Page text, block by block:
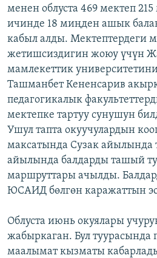
ЭЖЕ-СИҢДИЛЕР
АЗАТТЫК+
ЫҢГАЙСЫЗ СУРООЛОР
ОНЛАЙН ШЕРИНЕ
ЭЕ/АРнун бардык сайттары
менен облуста 469 мектеп
ичинде 18 миңден ашык
кабыл алды. Мектептердеги
жетишсиздигин жоюу үчүн
мамлекеттик
Ташманбет Кененсарив
педагогикалык
мектепке тартуу сунушун
Ушул тапта окуучулардын
максатында Сузак айылында
айылында балдарды ташый
маршруттары ачылды.
ЮСАИД бөлгөн каражаттын
Облуста июнь окуялары
жабыркаган. Бул туурасында
маалымат кызматы